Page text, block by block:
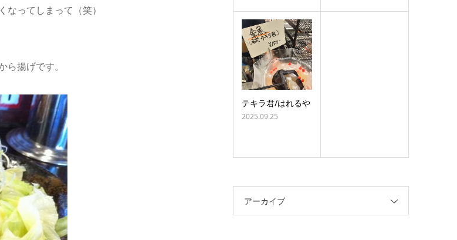
ってしまって（笑）
揚げです。
テキラ君/はれるや
2025.09.25
アーカイブ